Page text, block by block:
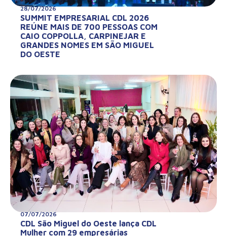
28/07/2026
SUMMIT EMPRESARIAL CDL 2026
REÚNE MAIS DE 700 PESSOAS COM
CAIO COPPOLLA, CARPINEJAR E
GRANDES NOMES EM SÃO MIGUEL
DO OESTE
07/07/2026
CDL São Miguel do Oeste lança CDL
Mulher com 29 empresárias